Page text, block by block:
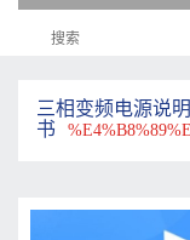
三相变频电源说明
书